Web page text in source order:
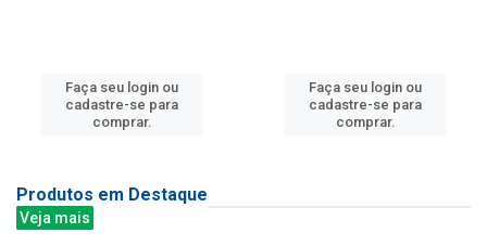
Faça seu login ou
cadastre-se para
comprar.
Faça seu login ou
cadastre-se para
comprar.
Produtos em Destaque
Veja mais